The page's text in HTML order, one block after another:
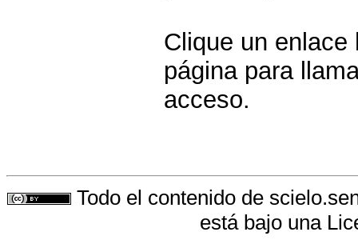
Clique un
página para
acceso.
Todo el contenido de
está bajo una